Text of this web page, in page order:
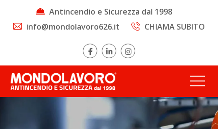
Antincendio e Sicurezza dal 1998
info@mondolavoro626.it
CHIAMA SUBITO